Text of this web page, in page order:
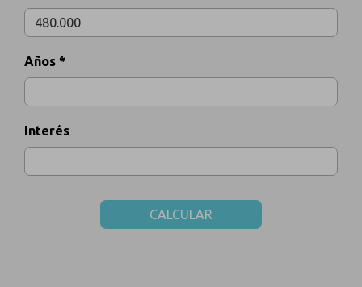
Años *
Interés
CALCULAR